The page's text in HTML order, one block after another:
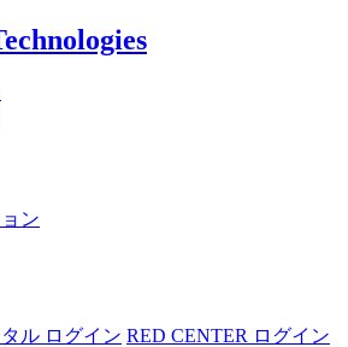
ン
ル ログイン RED CENTER ログイン